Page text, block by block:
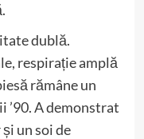
dublă.
respirație amplă
rămâne un
’90. A demonstrat
un soi de